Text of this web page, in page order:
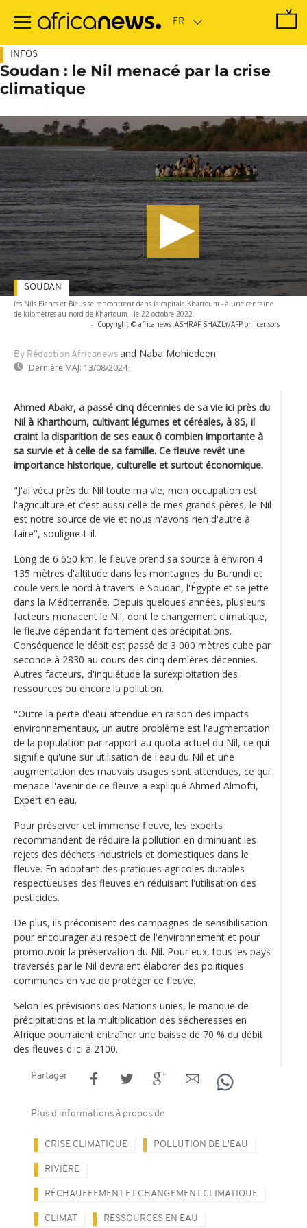
contenu
INFOS
Soudan : le Nil menacé par la crise
climatique
les Nils Blancs et Bleus se rencontrent dans la capitale Khartoum - à une centaine
de kilomètres au nord de Khartoum - le 22 octobre 2022.
- Copyright © africanews ASHRAF SHAZLY/AFP or licensors
By Rédaction Africanews and Naba Mohiedeen
Dernière MAJ: 13/08/2024
SOUDAN
Ahmed Abakr, a passé cinq décennies de sa vie ici près du
Nil à Kharthoum, cultivant légumes et céréales, à 85, il
craint la disparition de ses eaux ô combien importante à
sa survie et à celle de sa famille. Ce fleuve revêt une
importance historique, culturelle et surtout économique.
"J'ai vécu près du Nil toute ma vie, mon occupation est
l'agriculture et c'est aussi celle de mes grands-pères, le Nil
est notre source de vie et nous n'avons rien d'autre à
faire", souligne-t-il.
Long de 6 650 km, le fleuve prend sa source à environ 4
135 mètres d'altitude dans les montagnes du Burundi et
coule vers le nord à travers le Soudan, l'Égypte et se jette
dans la Méditerranée. Depuis quelques années, plusieurs
facteurs menacent le Nil, dont le changement climatique,
le fleuve dépendant fortement des précipitations.
Conséquence le débit est passé de 3 000 mètres cube par
seconde à 2830 au cours des cinq dernières décennies.
Autres facteurs, d'inquiétude la surexploitation des
ressources ou encore la pollution.
"Outre la perte d'eau attendue en raison des impacts
environnementaux, un autre problème est l'augmentation
de la population par rapport au quota actuel du Nil, ce qui
signifie qu'une sur utilisation de l'eau du Nil et une
augmentation des mauvais usages sont attendues, ce qui
menace l'avenir de ce fleuve a expliqué Ahmed Almofti,
Expert en eau.
Pour préserver cet immense fleuve, les experts
recommandent de réduire la pollution en diminuant les
rejets des déchets industriels et domestiques dans le
fleuve. En adoptant des pratiques agricoles durables
respectueuses des fleuves en réduisant l'utilisation des
pesticides.
De plus, ils préconisent des campagnes de sensibilisation
pour encourager au respect de l'environnement et pour
promouvoir la préservation du Nil. Pour eux, tous les pays
traversés par le Nil devraient élaborer des politiques
communes en vue de protéger ce fleuve.
Selon les prévisions des Nations unies, le manque de
précipitations et la multiplication des sécheresses en
Afrique pourraient entraîner une baisse de 70 % du débit
des fleuves d'ici à 2100.
Partager
Plus d'informations à propos de
CRISE CLIMATIQUE POLLUTION DE L'EAU
RIVIÈRE
RÉCHAUFFEMENT ET CHANGEMENT CLIMATIQUE
CLIMAT RESSOURCES EN EAU